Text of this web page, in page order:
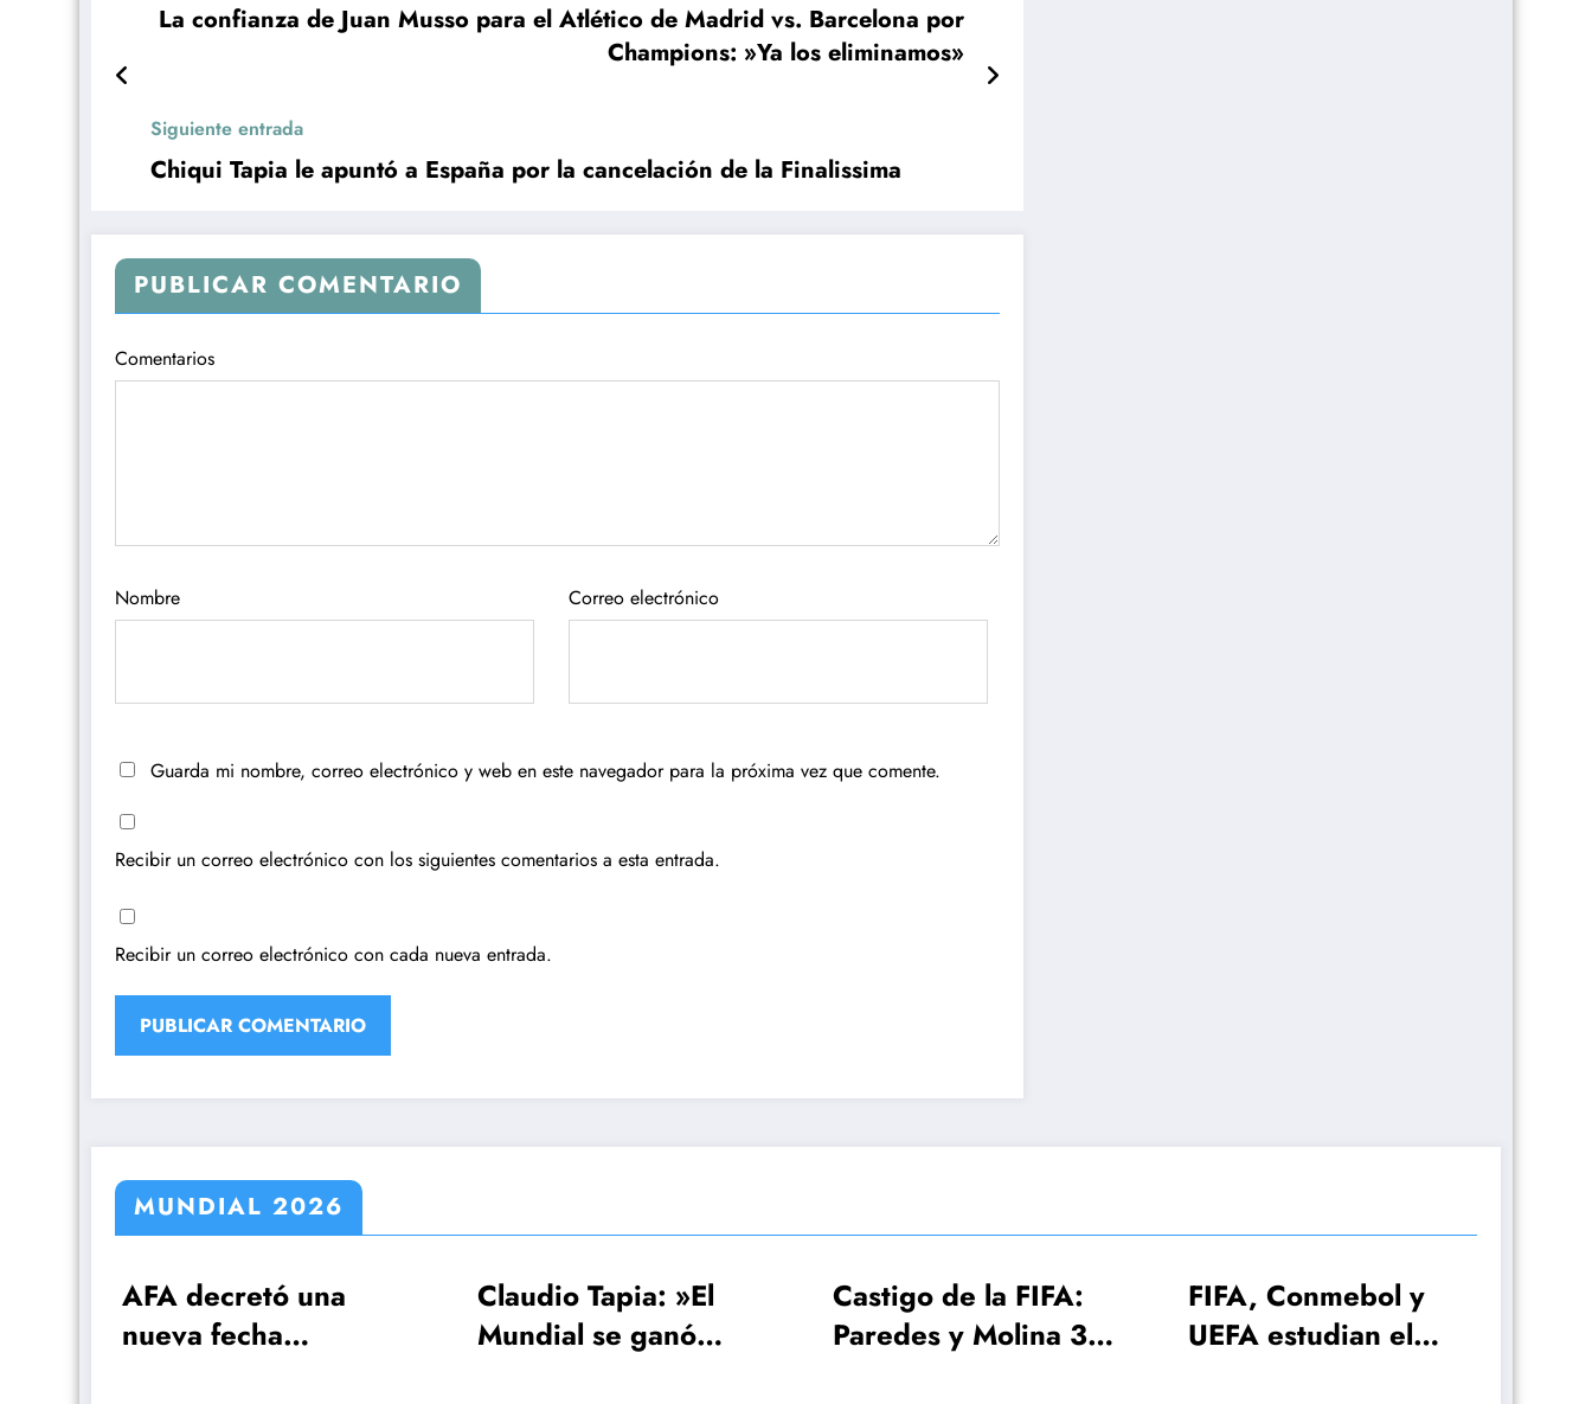
La confianza de Juan Musso para el Atlético de Madrid vs. Barcelona por
Champions: »Ya los eliminamos»
Siguiente entrada
Chiqui Tapia le apuntó a España por la cancelación de la Finalissima
PUBLICAR COMENTARIO
Comentarios
Nombre Correo electrónico
Guarda mi nombre, correo electrónico y web en este navegador para la próxima vez que comente.
Recibir un correo electrónico con los siguientes comentarios a esta entrada.
Recibir un correo electrónico con cada nueva entrada.
MUNDIAL 2026
decretó una
Claudio Tapia: »El
Mundial se ganó
Castigo de la FIFA:
Paredes y Molina 3
FIFA, Conmebol y
UEFA estudian el